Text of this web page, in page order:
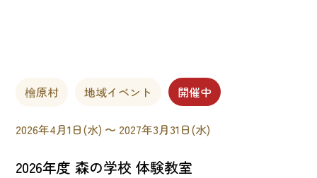
檜原村 地域イベント 開催中
2026年4月1日(水) 〜 2027年3月31日(水)
2026年度 森の学校 体験教室